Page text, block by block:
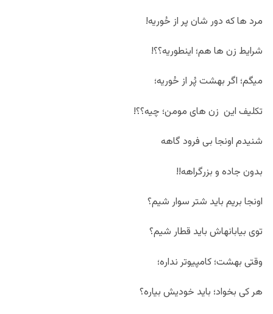
مرد ها که دور شان پر از حُوریه!
شرایط زن ها هم؛ اینطوریه؟؟!
میگم؛ اگر بهشت پُر از حُوریه؛
تکلیف این زن های مومن؛ چیه؟؟!
شنیدم اونجا بی فرود گاهه
بدون جاده و بزرگراهه!!
اونجا بریم باید شتر سوار شیم؟
توی بیابانهاش باید قطار شیم؟
وقتی بهشت؛ کامپیوتر نداره؛
هر کی بخواد؛ باید خودیش بیاره؟